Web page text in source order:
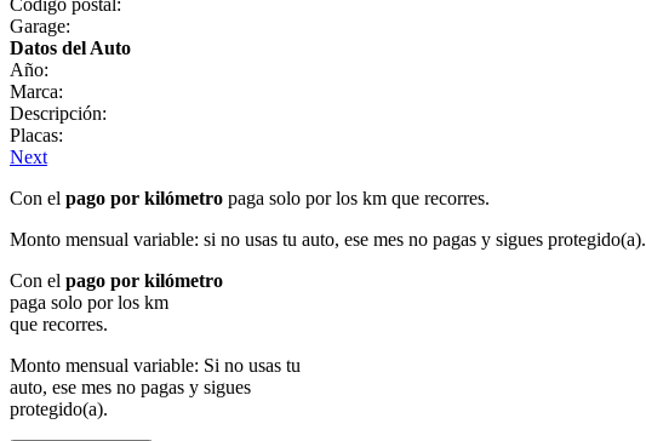
Garage:
Datos del Auto
Año:
Marca:
Descripción:
Placas:
Next
Con el pago por kilómetro paga solo por los km que recorres.
Monto mensual variable: si no usas tu auto, ese mes no pagas y sigues protegido(a).
Con el pago por kilómetro
paga solo por los km
que recorres.
Monto mensual variable: Si no usas tu
auto, ese mes no pagas y sigues
protegido(a).